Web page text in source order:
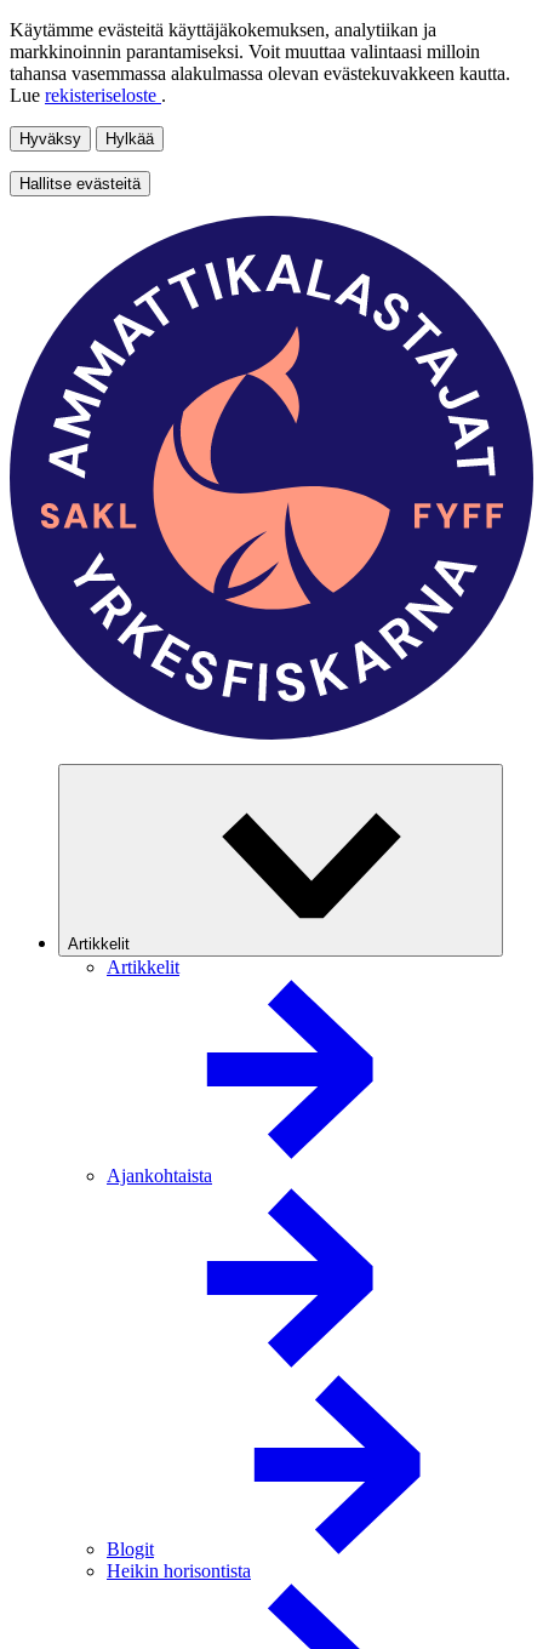
Käytämme evästeitä käyttäjäkokemuksen, analytiikan ja
markkinoinnin parantamiseksi. Voit muuttaa valintaasi milloin
tahansa vasemmassa alakulmassa olevan evästekuvakkeen kautta.
Lue rekisteriseloste .
Hyväksy Hylkää
Hallitse evästeitä
Artikkelit
Artikkelit
Ajankohtaista
Blogit
Heikin horisontista